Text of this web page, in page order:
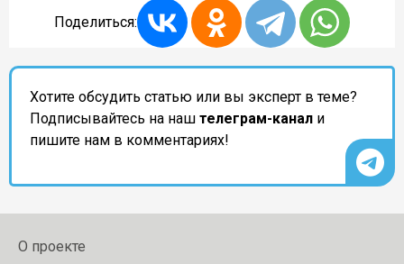
Поделиться:
Хотите обсудить статью или вы эксперт в теме?
Подписывайтесь на наш телеграм-канал и
пишите нам в комментариях!
О проекте